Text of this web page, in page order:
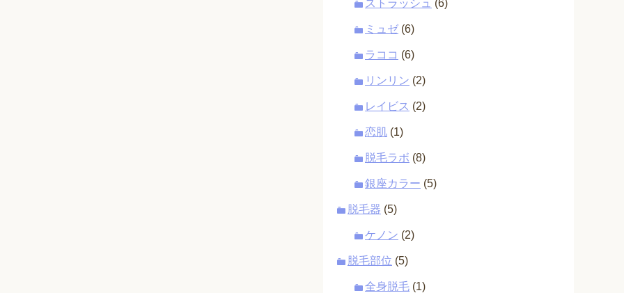
ストラッシュ (6)
ミュゼ (6)
ラココ (6)
リンリン (2)
レイビス (2)
恋肌 (1)
脱毛ラボ (8)
銀座カラー (5)
脱毛器 (5)
ケノン (2)
脱毛部位 (5)
全身脱毛 (1)